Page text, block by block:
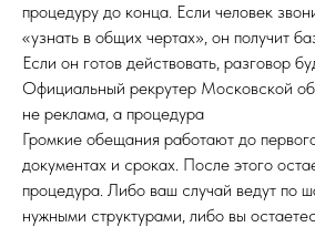
процедуру до конца. Если человек
«узнать в общих чертах», он получит
Если он готов действовать, разговор
Официальный рекрутер Московской
не реклама, а процедура
Громкие обещания работают до
документах и сроках. После этого
процедура. Либо ваш случай ведут по
нужными структурами, либо вы